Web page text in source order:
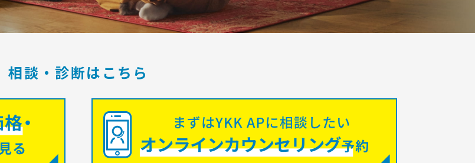
相談・診断はこちら